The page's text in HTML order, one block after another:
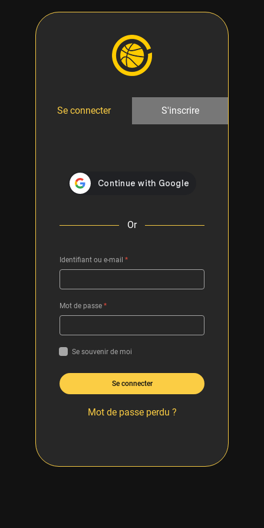
Se connecter S'inscrire
Or
Identifiant ou e-mail *
Mot de passe *
Se souvenir de moi
Se connecter
Mot de passe perdu ?